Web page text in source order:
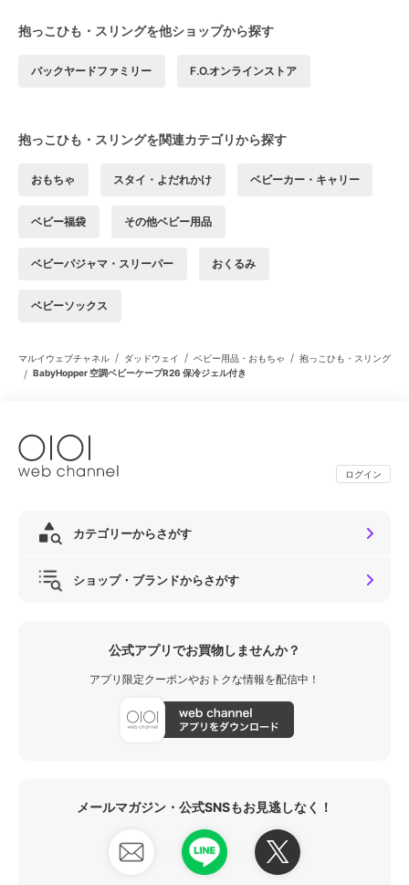
抱っこひも・スリングを他ショップから探す
バックヤードファミリー F.O.オンラインストア
抱っこひも・スリングを関連カテゴリから探す
おもちゃ スタイ・よだれかけ ベビーカー・キャリー
ベビー福袋 その他ベビー用品
ベビーパジャマ・スリーパー おくるみ
ベビーソックス
マルイウェブチャネル / ダッドウェイ / ベビー用品・おもちゃ / 抱っこひも・スリング
/ BabyHopper 空調ベビーケープR26 保冷ジェル付き
ログイン
カテゴリーからさがす
ショップ・ブランドからさがす
公式アプリでお買物しませんか？
アプリ限定クーポンやおトクな情報を配信中！
メールマガジン・公式SNSもお見逃しなく！